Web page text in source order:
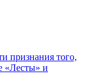
признания того,
«Лесты» и